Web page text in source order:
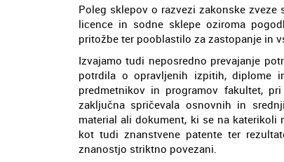
Poleg sklepov o razvezi zakonske
licence in sodne sklepe oziroma
pritožbe ter pooblastilo za zastopanje in
Izvajamo tudi neposredno prevajanje
potrdila o opravljenih izpitih, diplome
predmetnikov in programov fakultet,
zaključna spričevala osnovnih in
material ali dokument, ki se na katerikoli
kot tudi znanstvene patente ter
znanostjo striktno povezani.